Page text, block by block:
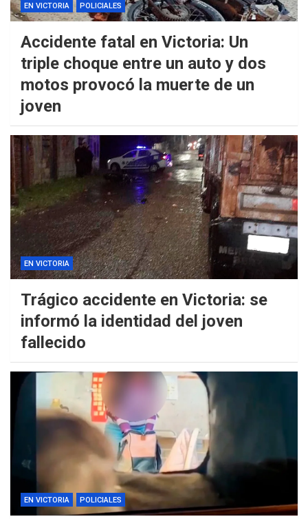
EN VICTORIA POLICIALES
Accidente fatal en Victoria: Un
triple choque entre un auto y dos
motos provocó la muerte de un
joven
EN VICTORIA
Trágico accidente en Victoria: se
informó la identidad del joven
fallecido
EN VICTORIA POLICIALES